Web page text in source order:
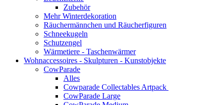
Zubehör
Mehr Winterdekoration
Räuchermännchen und Räucherfiguren
Schneekugeln
Schutzengel
Wärmetiere - Taschenwärmer
Wohnaccessoires - Skulpturen - Kunstobjekte
CowParade
Alles
Cowparade Collectables Artpack
CowParade Large